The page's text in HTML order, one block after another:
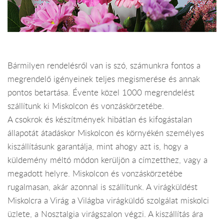
Bármilyen rendelésről van is szó, számunkra fontos a
megrendelő igényeinek teljes megismerése és annak
pontos betartása. Évente közel 1000 megrendelést
szállítunk ki Miskolcon és vonzáskörzetébe.
A csokrok és készítmények hibátlan és kifogástalan
állapotát átadáskor Miskolcon és környékén személyes
kiszállításunk garantálja, mint ahogy azt is, hogy a
küldemény méltó módon kerüljön a címzetthez, vagy a
megadott helyre. Miskolcon és vonzáskörzetébe
rugalmasan, akár azonnal is szállítunk. A virágküldést
Miskolcra a Virág a Világba virágküldő szolgálat miskolci
üzlete, a Nosztalgia virágszalon végzi. A kiszállítás ára